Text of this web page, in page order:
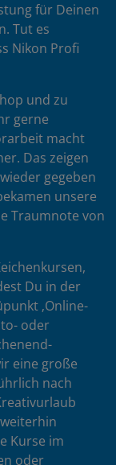
für Deinen
Tut es
Nikon Profi
und zu
gerne
macht
Das zeigen
gegeben
unsere
Traumnote von
Du in der
‚Online-
oder
eine große
nach
Kurse im
oder